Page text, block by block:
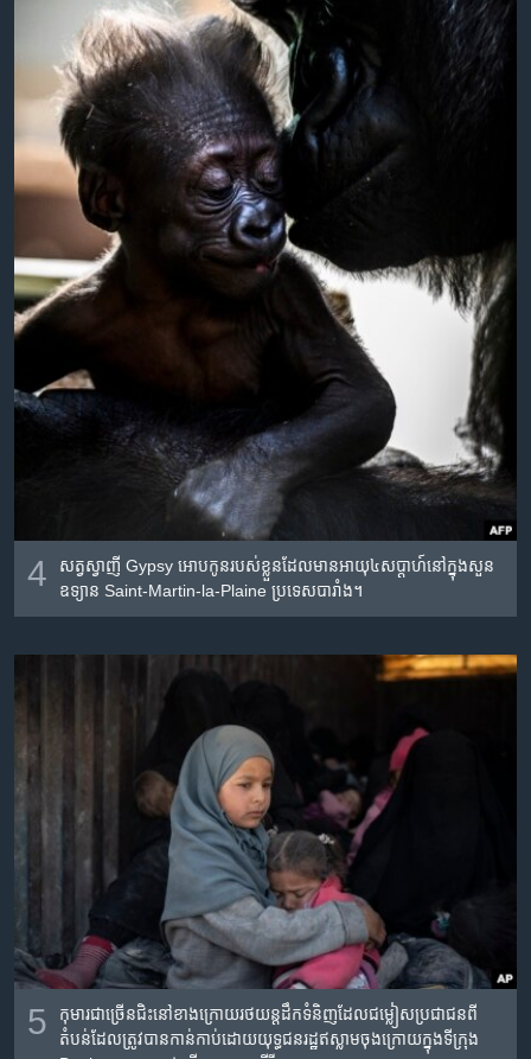
4
សត្វ​ស្វាញី​ Gypsy អោប​កូន​របស់​ខ្លួន​ដែល​មាន​អាយុ​៤សប្តាហ៍​នៅ​ក្នុង​សួន​
ឧទ្យាន​ Saint-Martin-la-Plaine ប្រទេស​បារាំង។
5
កុមារ​ជាច្រើន​ជិះ​នៅ​ខាងក្រោយ​រថយន្ត​ដឹកទំនិញ​ដែលជម្លៀស​ប្រជាជន​ពី​
តំបន់​ដែល​ត្រូវ​បាន​កាន់កាប់​ដោយ​យុទ្ធ​ជន​រដ្ឋ​ឥស្លាម​ចុងក្រោយ​ក្នុង​ទីក្រុង​